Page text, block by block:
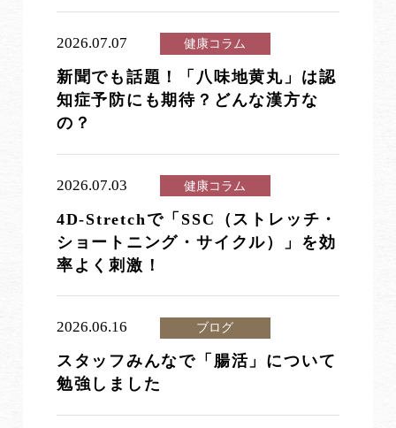
2026.07.07 健康コラム
新聞でも話題！「八味地黄丸」は認
知症予防にも期待？どんな漢方な
の？
2026.07.03 健康コラム
4D-Stretchで「SSC（ストレッチ・
ショートニング・サイクル）」を効
率よく刺激！
2026.06.16 ブログ
スタッフみんなで「腸活」について
勉強しました